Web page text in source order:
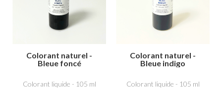
Colorant naturel -
Bleue foncé
Colorant liquide - 105 ml
Colorant naturel -
Bleue indigo
Colorant liquide - 105 ml